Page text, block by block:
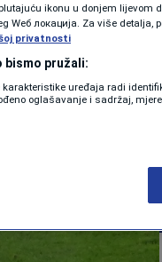
ikonu u donjem lijevom
локација. Za više detalja,
privatnosti
bismo pružali:
uređaja radi
oglašavanje i sadržaj,